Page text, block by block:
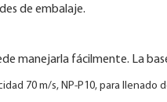
de embalaje.
manejarla fácilmente. La